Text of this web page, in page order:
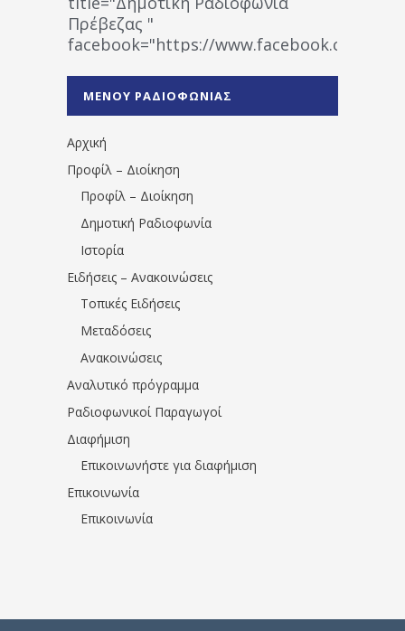
Πρέβεζας "
facebook="https://www.facebook.com/
1531194763766854/" artist="" ]
ΜΕΝΟΥ ΡΑΔΙΟΦΩΝΙΑΣ
Αρχική
Προφίλ – Διοίκηση
Προφίλ – Διοίκηση
Δημοτική Ραδιοφωνία
Ιστορία
Ειδήσεις – Ανακοινώσεις
Τοπικές Ειδήσεις
Μεταδόσεις
Ανακοινώσεις
Αναλυτικό πρόγραμμα
Ραδιοφωνικοί Παραγωγοί
Διαφήμιση
Επικοινωνήστε για διαφήμιση
Επικοινωνία
Επικοινωνία